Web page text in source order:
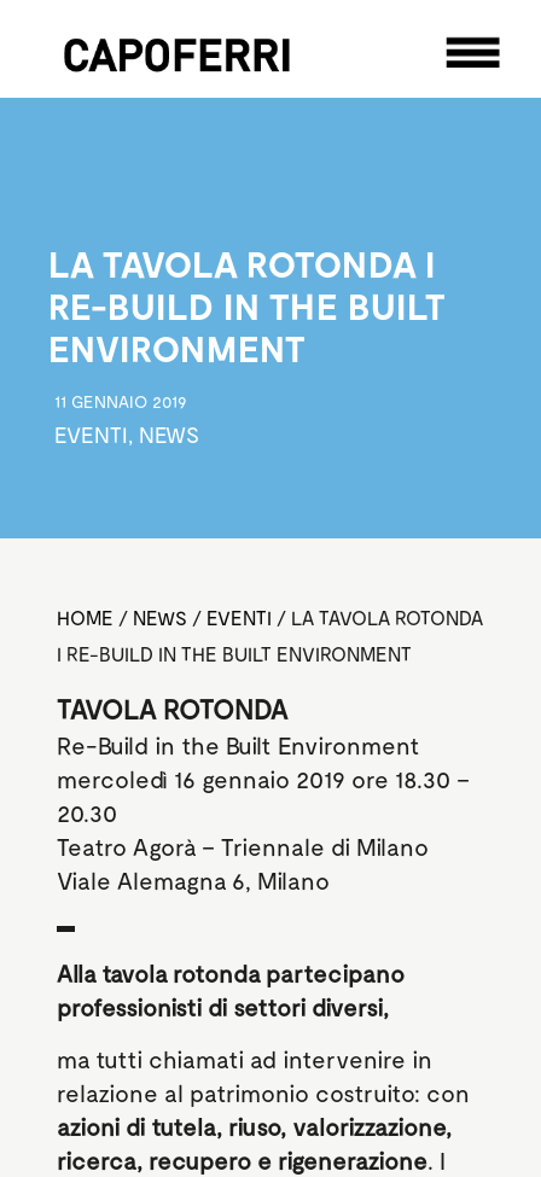
LA TAVOLA ROTONDA I
RE-BUILD IN THE BUILT
ENVIRONMENT
11 GENNAIO 2019
EVENTI, NEWS
HOME / NEWS / EVENTI / LA TAVOLA ROTONDA
I RE-BUILD IN THE BUILT ENVIRONMENT
TAVOLA ROTONDA
Re-Build in the Built Environment
mercoledì 16 gennaio 2019 ore 18.30 –
20.30
Teatro Agorà – Triennale di Milano
Viale Alemagna 6, Milano
Alla tavola rotonda partecipano
professionisti di settori diversi,
ma tutti chiamati ad intervenire in
relazione al patrimonio costruito: con
azioni di tutela, riuso, valorizzazione,
ricerca, recupero e rigenerazione. I